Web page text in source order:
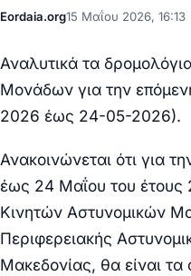
Eordaia.org15 Μαΐου 2026, 16:13
Αναλυτικά τα
Μονάδων για την
2026 έως 24-05-2026).
Ανακοινώνεται ότι για
έως 24 Μαΐου του
Κινητών Αστυνομικών
Περιφερειακής
Μακεδονίας, θα είναι